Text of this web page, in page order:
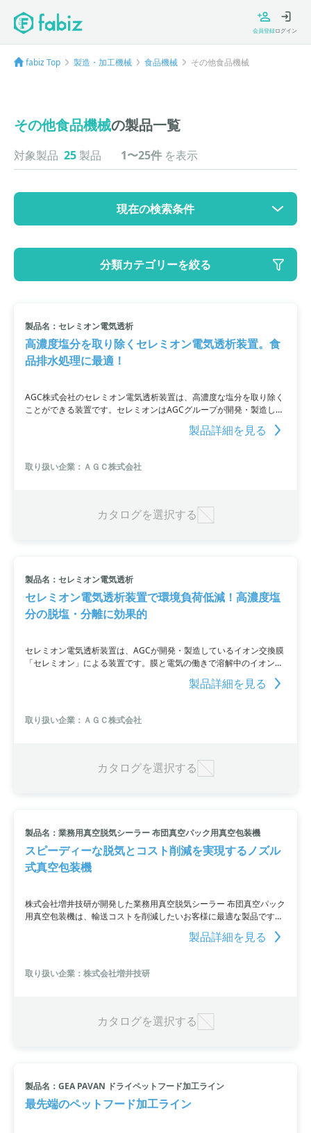
会員登録ログイン
fabiz Top 製造・加工機械 食品機械 その他食品機械
その他食品機械の製品一覧
対象製品 25 製品 1〜25件 を表示
現在の検索条件
大カテゴリ: 製造・加工機械
小カテゴリ: その他食品機械
すべて条件を取り消す
分類カテゴリーを絞る
製品名：セレミオン電気透析
高濃度塩分を取り除くセレミオン電気透析装置。食
品排水処理に最適！
AGC株式会社のセレミオン電気透析装置は、高濃度な塩分を取り除く
ことができる装置です。セレミオンはAGCグループが開発・製造して
いるイオン交換膜であり、電気透析装置は膜と電気の働きで溶解中の
イオン性物質を分離し、短時間で脱塩・濃縮・回収・分別することが
す。小型電気透析装置を2週間無償でお試しいただける無償貸出機も
ありますので、詳細はお問い合わせいただくか、カタログをダウンロ
製品詳細を見る
取り扱い企業：ＡＧＣ株式会社
カタログを選択する
製品名：セレミオン電気透析
セレミオン電気透析装置で環境負荷低減！高濃度塩
分の脱塩・分離に効果的
セレミオン電気透析装置は、AGCが開発・製造しているイオン交換膜
「セレミオン」による装置です。膜と電気の働きで溶解中のイオン性
物質を分離し、短時間で脱塩・濃縮・回収・分別することができま
す。下水・排水に含まれる高濃度塩分の脱塩・分離に有効。生物処理
た、MBRやNF・UFとの組み合わせにより水の回収率の改善や減容化
にも役立ちます。小型電気透析装置を２週間無償で試せる無償貸出機
製品詳細を見る
取り扱い企業：ＡＧＣ株式会社
カタログを選択する
製品名：業務用真空脱気シーラー 布団真空パック用真空包装機
スピーディーな脱気とコスト削減を実現するノズル
式真空包装機
株式会社増井技研が開発した業務用真空脱気シーラー 布団真空パック
用真空包装機は、輸送コストを削減したいお客様に最適な製品です。
大きな布団を圧縮することができ、体積計算の輸送費の削減やスペー
スの有効利用に貢献します。また、２本のノズルによる一気に脱気す
率的な脱気を実現したい方におすすめです。
製品詳細を見る
取り扱い企業：株式会社増井技研
カタログを選択する
製品名：GEA PAVAN ドライペットフード加工ライン
最先端のペットフード加工ライン